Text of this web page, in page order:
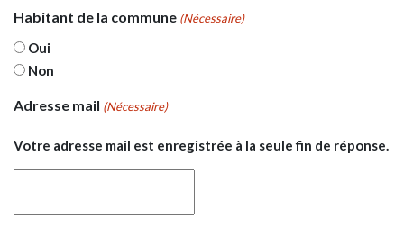
Habitant de la commune (Nécessaire)
Oui
Non
Adresse mail (Nécessaire)
Votre adresse mail est enregistrée à la seule fin de réponse.